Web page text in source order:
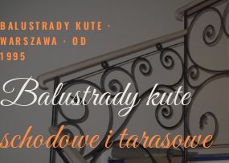
BALUSTRADY KUTE ·
WARSZAWA · OD
1995
Balustrady kute
schodowe i tarasowe